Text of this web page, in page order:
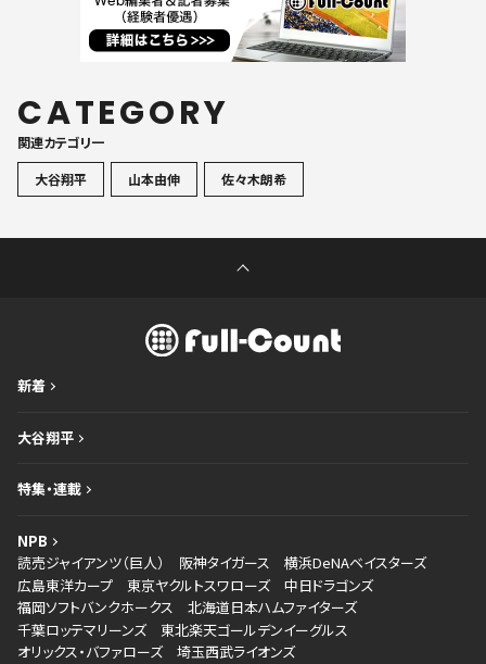
CATEGORY
関連カテゴリ一
大谷翔平
山本由伸 佐々木朗希
新着
大谷翔平
特集・連載
NPB
読売ジャイアンツ（巨人）
阪神タイガース
横浜DeNAベイスターズ
広島東洋カープ
東京ヤクルトスワローズ
中日ドラゴンズ
福岡ソフトバンクホークス
北海道日本ハムファイターズ
千葉ロッテマリーンズ
東北楽天ゴールデンイーグルス
オリックス・バファローズ
埼玉西武ライオンズ